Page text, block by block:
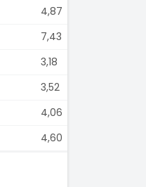
4,87
7,43
3,18
3,52
4,06
4,60